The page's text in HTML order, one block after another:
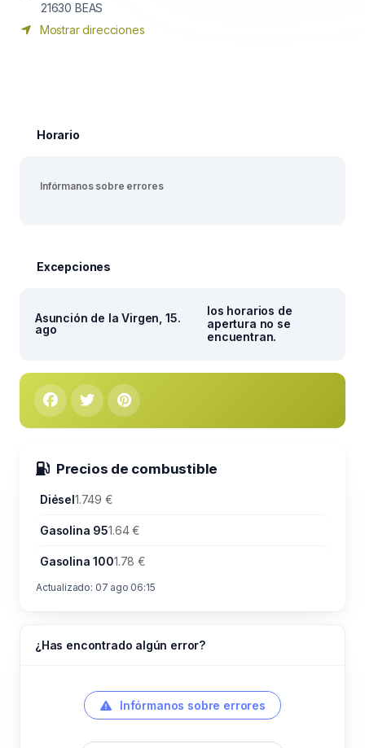
21630 BEAS
Mostrar direcciones
Horario
Infórmanos sobre errores
Excepciones
Asunción de la Virgen, 15.
ago
los horarios de
apertura no se
encuentran.
Precios de combustible
Diésel1.749 €
Gasolina 951.64 €
Gasolina 1001.78 €
Actualizado: 07 ago 06:15
¿Has encontrado algún error?
Infórmanos sobre errores